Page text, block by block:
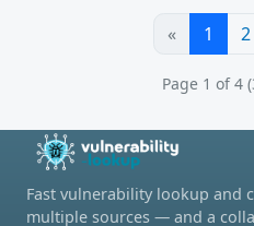
« 1 2
Page 1 of 4
Fast vulnerability lookup and
multiple sources — and a